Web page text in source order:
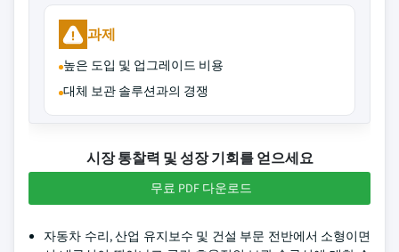
과제
높은 도입 및 업그레이드 비용
대체 보관 솔루션과의 경쟁
시장 통찰력 및 성장 기회를 얻으세요
무료 PDF 다운로드
자동차 수리, 산업 유지보수 및 건설 부문 전반에서 소형이면